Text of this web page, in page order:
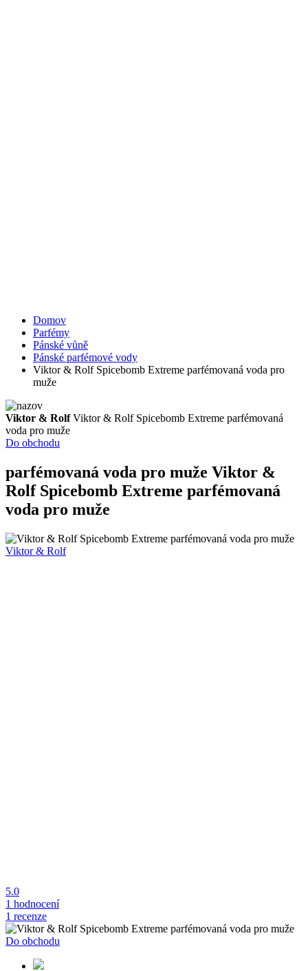
Domov
Parfémy
Pánské vůně
Pánské parfémové vody
Viktor & Rolf Spicebomb Extreme parfémovaná voda pro
muže
Viktor & RolfViktor & Rolf Spicebomb Extreme parfémovaná
voda pro muže
Do obchodu
parfémovaná voda pro muže Viktor &
Rolf Spicebomb Extreme parfémovaná
voda pro muže
Viktor & Rolf
5.0
1 hodnocení
1 recenze
Do obchodu